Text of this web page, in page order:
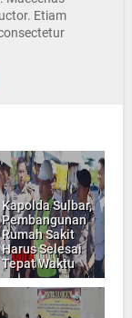
Etiam
Kapolda Sulbar,
Pembangunan
Rumah Sakit
Harus Selesai
Tepat Waktu